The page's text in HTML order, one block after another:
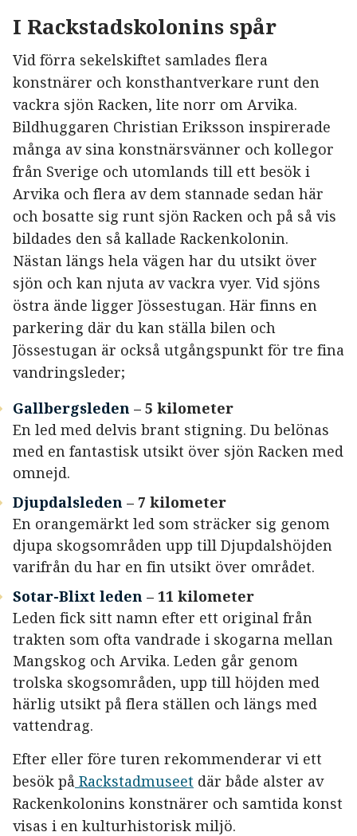
I Rackstadskolonins spår
Vid förra sekelskiftet samlades flera
konstnärer och konsthantverkare runt den
vackra sjön Racken, lite norr om Arvika.
Bildhuggaren Christian Eriksson inspirerade
många av sina konstnärsvänner och kollegor
från Sverige och utomlands till ett besök i
Arvika och flera av dem stannade sedan här
och bosatte sig runt sjön Racken och på så vis
bildades den så kallade Rackenkolonin.
Nästan längs hela vägen har du utsikt över
sjön och kan njuta av vackra vyer. Vid sjöns
östra ände ligger Jössestugan. Här finns en
parkering där du kan ställa bilen och
Jössestugan är också utgångspunkt för tre fina
vandringsleder;
Gallbergsleden – 5 kilometer
En led med delvis brant stigning. Du belönas
med en fantastisk utsikt över sjön Racken med
omnejd.
Djupdalsleden – 7 kilometer
En orangemärkt led som sträcker sig genom
djupa skogsområden upp till Djupdalshöjden
varifrån du har en fin utsikt över området.
Sotar-Blixt leden – 11 kilometer
Leden fick sitt namn efter ett original från
trakten som ofta vandrade i skogarna mellan
Mangskog och Arvika. Leden går genom
trolska skogsområden, upp till höjden med
härlig utsikt på flera ställen och längs med
vattendrag.
Efter eller före turen rekommenderar vi ett
besök på Rackstadmuseet där både alster av
Rackenkolonins konstnärer och samtida konst
visas i en kulturhistorisk miljö.